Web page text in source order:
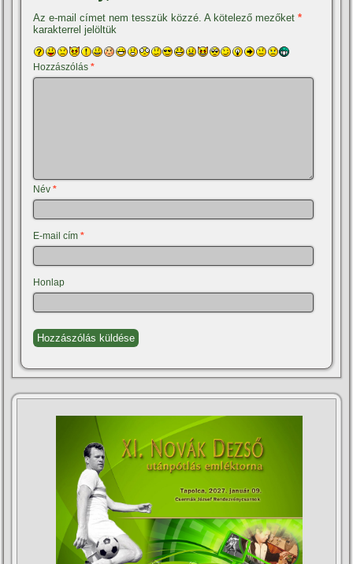
Az e-mail címet nem tesszük közzé. A kötelező mezőket*
karakterrel jelöltük
Hozzászólás*
Név*
E-mail cím*
Honlap